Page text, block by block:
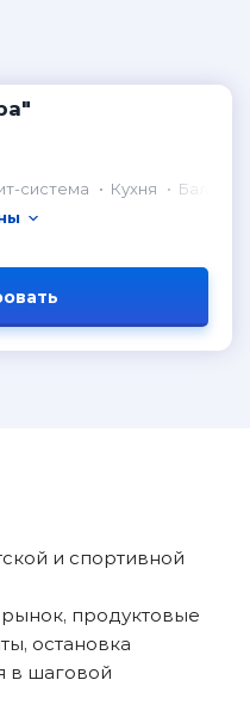
система Кухня
Балкон
и спортивной
рынок, продуктовые
остановка
в шаговой